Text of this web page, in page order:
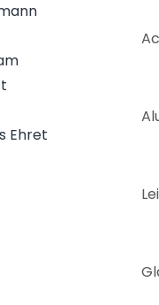
Ehret